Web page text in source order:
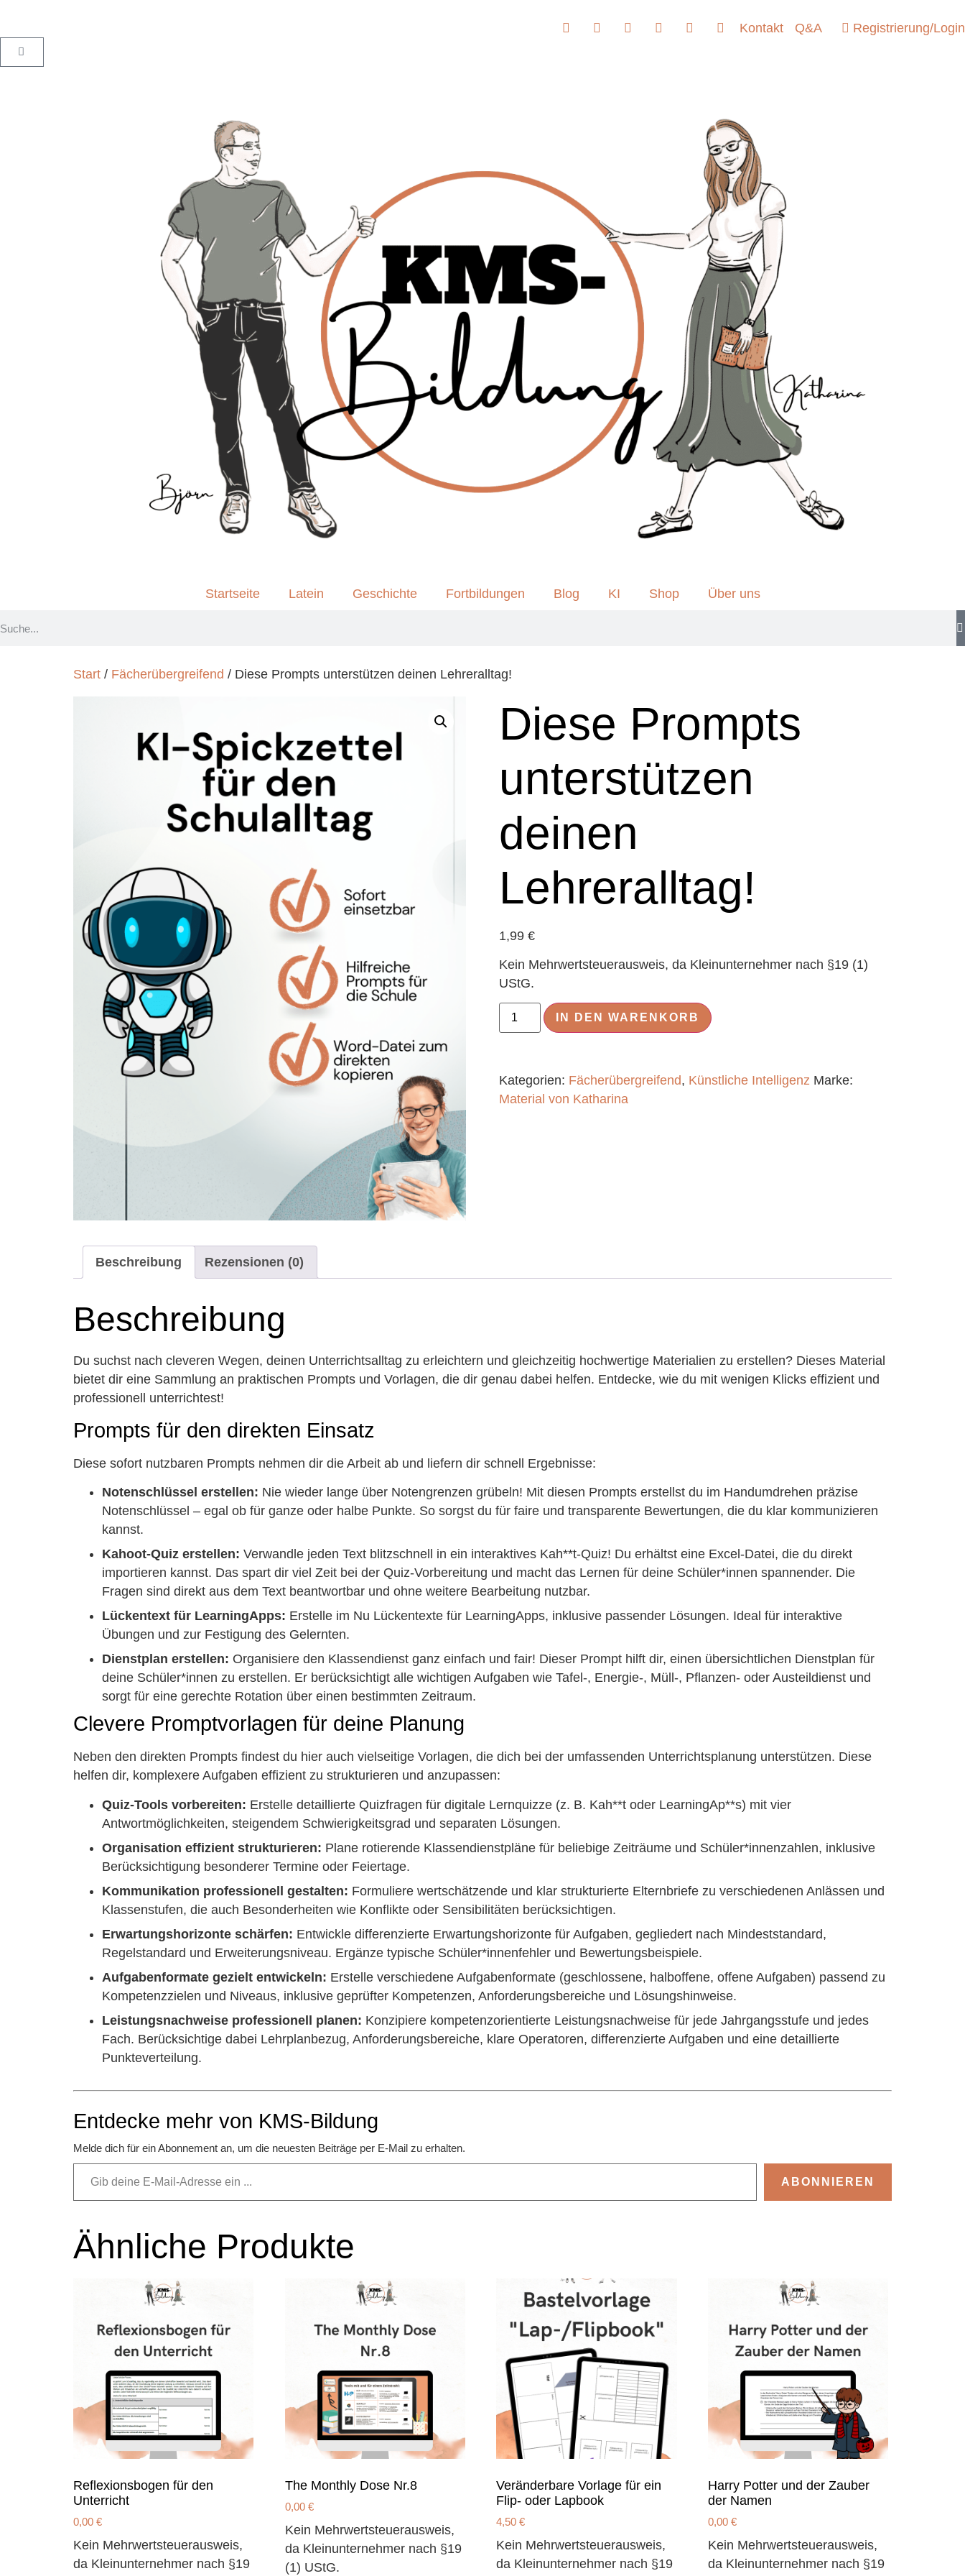
Kontakt Q&A Registrierung/Login
Startseite Latein Geschichte Fortbildungen Blog KI Shop Über uns
Start / Fächerübergreifend / Diese Prompts unterstützen deinen Lehreralltag!
Diese Prompts
unterstützen
deinen
Lehreralltag!
1,99 €
Kein Mehrwertsteuerausweis, da Kleinunternehmer nach §19 (1)
UStG.
IN DEN WARENKORB
Kategorien: Fächerübergreifend, Künstliche Intelligenz Marke:
Material von Katharina
Beschreibung Rezensionen (0)
Beschreibung
Du suchst nach cleveren Wegen, deinen Unterrichtsalltag zu erleichtern und gleichzeitig hochwertige Materialien zu erstellen? Dieses Material
bietet dir eine Sammlung an praktischen Prompts und Vorlagen, die dir genau dabei helfen. Entdecke, wie du mit wenigen Klicks effizient und
professionell unterrichtest!
Prompts für den direkten Einsatz
Diese sofort nutzbaren Prompts nehmen dir die Arbeit ab und liefern dir schnell Ergebnisse:
Notenschlüssel erstellen: Nie wieder lange über Notengrenzen grübeln! Mit diesen Prompts erstellst du im Handumdrehen präzise
Notenschlüssel – egal ob für ganze oder halbe Punkte. So sorgst du für faire und transparente Bewertungen, die du klar kommunizieren
kannst.
Kahoot-Quiz erstellen: Verwandle jeden Text blitzschnell in ein interaktives Kah**t-Quiz! Du erhältst eine Excel-Datei, die du direkt
importieren kannst. Das spart dir viel Zeit bei der Quiz-Vorbereitung und macht das Lernen für deine Schüler*innen spannender. Die
Fragen sind direkt aus dem Text beantwortbar und ohne weitere Bearbeitung nutzbar.
Lückentext für LearningApps: Erstelle im Nu Lückentexte für LearningApps, inklusive passender Lösungen. Ideal für interaktive
Übungen und zur Festigung des Gelernten.
Dienstplan erstellen: Organisiere den Klassendienst ganz einfach und fair! Dieser Prompt hilft dir, einen übersichtlichen Dienstplan für
deine Schüler*innen zu erstellen. Er berücksichtigt alle wichtigen Aufgaben wie Tafel-, Energie-, Müll-, Pflanzen- oder Austeildienst und
sorgt für eine gerechte Rotation über einen bestimmten Zeitraum.
Clevere Promptvorlagen für deine Planung
Neben den direkten Prompts findest du hier auch vielseitige Vorlagen, die dich bei der umfassenden Unterrichtsplanung unterstützen. Diese
helfen dir, komplexere Aufgaben effizient zu strukturieren und anzupassen:
Quiz-Tools vorbereiten: Erstelle detaillierte Quizfragen für digitale Lernquizze (z. B. Kah**t oder LearningAp**s) mit vier
Antwortmöglichkeiten, steigendem Schwierigkeitsgrad und separaten Lösungen.
Organisation effizient strukturieren: Plane rotierende Klassendienstpläne für beliebige Zeiträume und Schüler*innenzahlen, inklusive
Berücksichtigung besonderer Termine oder Feiertage.
Kommunikation professionell gestalten: Formuliere wertschätzende und klar strukturierte Elternbriefe zu verschiedenen Anlässen und
Klassenstufen, die auch Besonderheiten wie Konflikte oder Sensibilitäten berücksichtigen.
Erwartungshorizonte schärfen: Entwickle differenzierte Erwartungshorizonte für Aufgaben, gegliedert nach Mindeststandard,
Regelstandard und Erweiterungsniveau. Ergänze typische Schüler*innenfehler und Bewertungsbeispiele.
Aufgabenformate gezielt entwickeln: Erstelle verschiedene Aufgabenformate (geschlossene, halboffene, offene Aufgaben) passend zu
Kompetenzzielen und Niveaus, inklusive geprüfter Kompetenzen, Anforderungsbereiche und Lösungshinweise.
Leistungsnachweise professionell planen: Konzipiere kompetenzorientierte Leistungsnachweise für jede Jahrgangsstufe und jedes
Fach. Berücksichtige dabei Lehrplanbezug, Anforderungsbereiche, klare Operatoren, differenzierte Aufgaben und eine detaillierte
Punkteverteilung.
Entdecke mehr von KMS-Bildung
Melde dich für ein Abonnement an, um die neuesten Beiträge per E-Mail zu erhalten.
ABONNIEREN
Ähnliche Produkte
Reflexionsbogen für den
Unterricht
0,00 €
Kein Mehrwertsteuerausweis,
da Kleinunternehmer nach §19
The Monthly Dose Nr.8
0,00 €
Kein Mehrwertsteuerausweis,
da Kleinunternehmer nach §19
(1) UStG.
Veränderbare Vorlage für ein
Flip- oder Lapbook
4,50€
Kein Mehrwertsteuerausweis,
da Kleinunternehmer nach §19
Harry Potter und der Zauber
der Namen
0,00€
Kein Mehrwertsteuerausweis,
da Kleinunternehmer nach §19